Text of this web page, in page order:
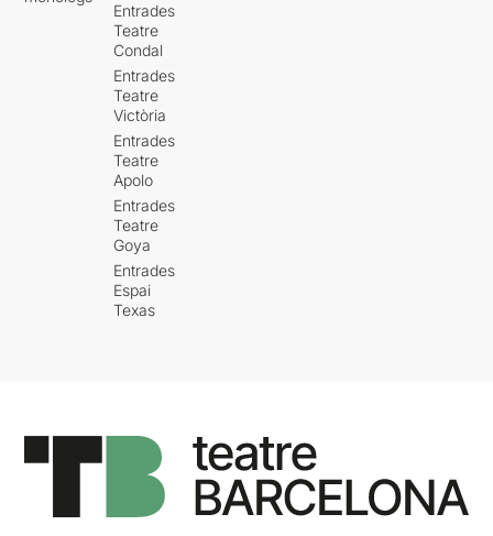
Entrades
Teatre
Condal
Entrades
Teatre
Victòria
Entrades
Teatre
Apolo
Entrades
Teatre
Goya
Entrades
Espai
Texas